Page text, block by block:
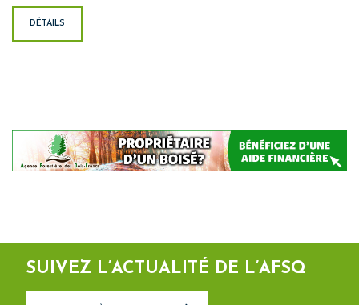
DÉTAILS
SUIVEZ L’ACTUALITÉ DE L’AFSQ